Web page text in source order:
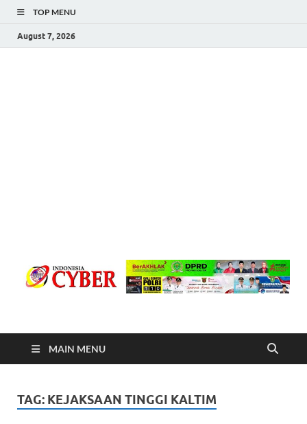
TOP MENU
August 7, 2026
Indonesia Cyber
MAIN MENU
TAG: KEJAKSAAN TINGGI KALTIM